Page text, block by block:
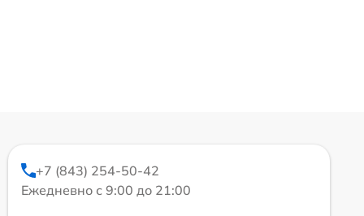
+7 (843) 254-50-42
Ежедневно с 9:00 до 21:00